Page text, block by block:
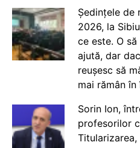
Ședințele de
2026, la
ce este. O
ajută, dar
reușesc să
mai rămân în
Sorin Ion,
profesorilor